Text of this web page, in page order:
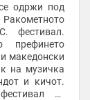
одржи под
Ракометното
фестивал.
префинето
македонски
на музичка
и кичот.
се